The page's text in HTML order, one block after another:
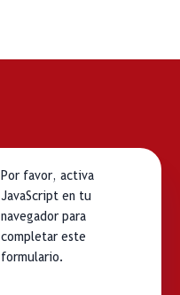
Por favor, activa
JavaScript en tu
navegador para
completar este
formulario.